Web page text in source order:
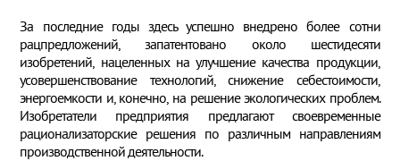
За последние годы здесь успешно внедрено более сотни
рацпредложений, запатентовано около шестидесяти
изобретений, нацеленных на улучшение качества продукции,
усовершенствование технологий, снижение себестоимости,
энергоемкости и, конечно, на решение экологических проблем.
Изобретатели предприятия предлагают своевременные
рационализаторские решения по различным направлениям
производственной деятельности.